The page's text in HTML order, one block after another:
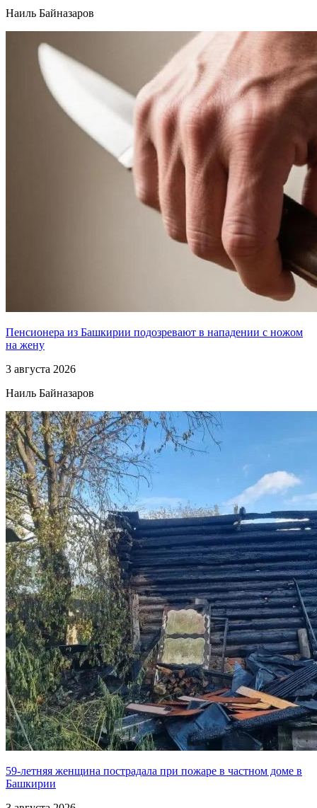
Наиль Байназаров
Пенсионера из Башкирии подозревают в нападении с ножом
на жену
3 августа 2026
Наиль Байназаров
59-летняя женщина пострадала при пожаре в частном доме в
Башкирии